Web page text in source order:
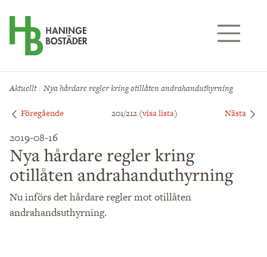
Aktuellt Nya hårdare regler kring otillåten andrahanduthyrning
Föregående 201/212 (visa lista) Nästa
2019-08-16
Nya hårdare regler kring
otillåten andrahanduthyrning
Nu införs det hårdare regler mot otillåten
andrahandsuthyrning.